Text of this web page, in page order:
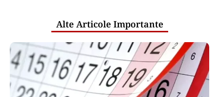
Alte Articole Importante